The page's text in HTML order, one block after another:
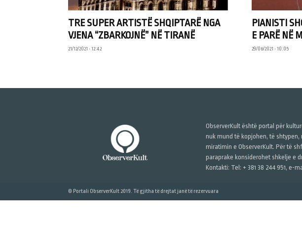
TRE SUPER ARTISTË SHQIPTARË NGA
VJENA “ZBARKOJNË” NË TIRANË
21/12/2021 • 12:42
PIANISTI
E PARË NË
29/06/2021 • 10:05
ObserverKult është portal për
nuk mund të kopjohen, të
miratimin e ObserverKult. Për të
paraprake konsiderohet shkelje e
Kontakti: Tel: + 381 38 244 951, e-
© Portali ObserverKult 2019. Të gjitha të drejtat janë të rezervuara